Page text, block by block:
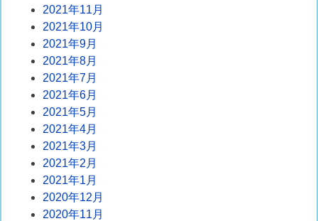
2021年11月
2021年10月
2021年9月
2021年8月
2021年7月
2021年6月
2021年5月
2021年4月
2021年3月
2021年2月
2021年1月
2020年12月
2020年11月